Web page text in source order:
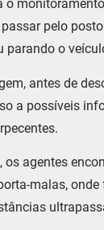
o
passar pelo
parando o
antes de
a possíveis
os agentes
malas,